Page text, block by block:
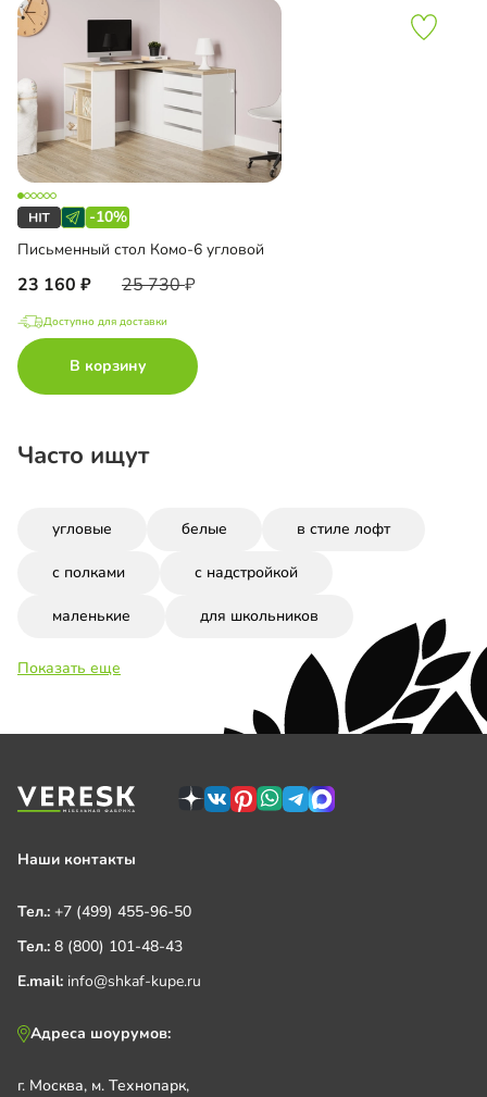
-10%
Письменный стол Комо-6 угловой
23 160 25 730
Доступно для доставки
В корзину
Часто ищут
угловые белые в стиле лофт
с полками с надстройкой
маленькие для школьников
Показать еще
Наши контакты
Тел.: +7 (499) 455-96-50
Тел.: 8 (800) 101-48-43
E.mail: info@shkaf-kupe.ru
Адреса шоурумов:
г. Москва, м. Технопарк,